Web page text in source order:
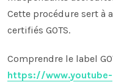
Cette procédure sert à
certifiés GOTS.
Comprendre le label
https://www.youtube-